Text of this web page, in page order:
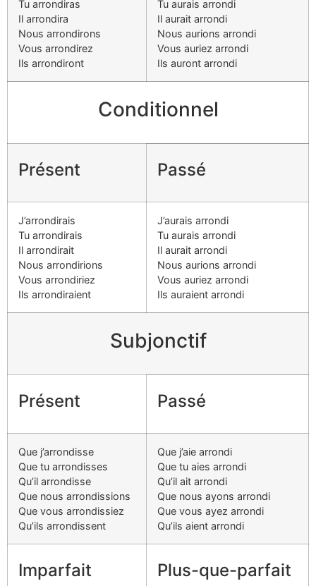
Tu arrondiras
Il arrondira
Nous arrondirons
Vous arrondirez
Ils arrondiront
Tu aurais arrondi
Il aurait arrondi
Nous aurions arrondi
Vous auriez arrondi
Ils auront arrondi
Conditionnel
Présent Passé
J’arrondirais
Tu arrondirais
Il arrondirait
Nous arrondirions
Vous arrondiriez
Ils arrondiraient
J’aurais arrondi
Tu aurais arrondi
Il aurait arrondi
Nous aurions arrondi
Vous auriez arrondi
Ils auraient arrondi
Subjonctif
Présent Passé
Que j’arrondisse
Que tu arrondisses
Qu’il arrondisse
Que nous arrondissions
Que vous arrondissiez
Qu’ils arrondissent
Que j’aie arrondi
Que tu aies arrondi
Qu’il ait arrondi
Que nous ayons arrondi
Que vous ayez arrondi
Qu’ils aient arrondi
Imparfait Plus-que-parfait